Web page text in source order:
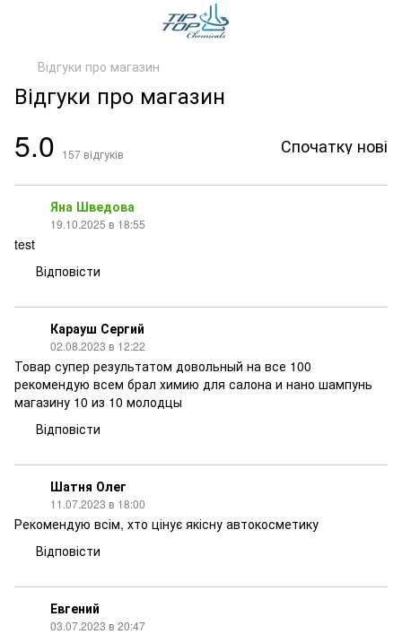
Відгуки про магазин
Відгуки про магазин
5.0 157 відгуків Спочатку нові
Яна Шведова
19.10.2025 в 18:55
test
Відповісти
Карауш Сергий
02.08.2023 в 12:22
Товар супер результатом довольный на все 100
рекомендую всем брал химию для салона и нано шампунь
магазину 10 из 10 молодцы
Відповісти
Шатня Олег
11.07.2023 в 18:00
Рекомендую всім, хто цінує якісну автокосметику
Відповісти
Евгений
03.07.2023 в 20:47